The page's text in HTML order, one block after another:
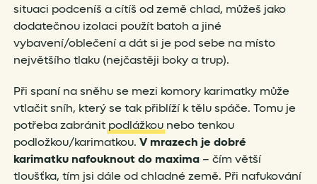
situaci podceníš a cítíš od země chlad, můžeš jako
dodatečnou izolaci použít batoh a jiné
vybavení/oblečení a dát si je pod sebe na místo
největšího tlaku (nejčastěji boky a trup).
Při spaní na sněhu se mezi komory karimatky může
vtlačit sníh, který se tak přiblíží k tělu spáče. Tomu je
potřeba zabránit podlážkounebo tenkou
podložkou/karimatkou. V mrazech je dobré
karimatku nafouknout do maxima– čím větší
tloušťka, tím jsi dále od chladné země. Při nafukování